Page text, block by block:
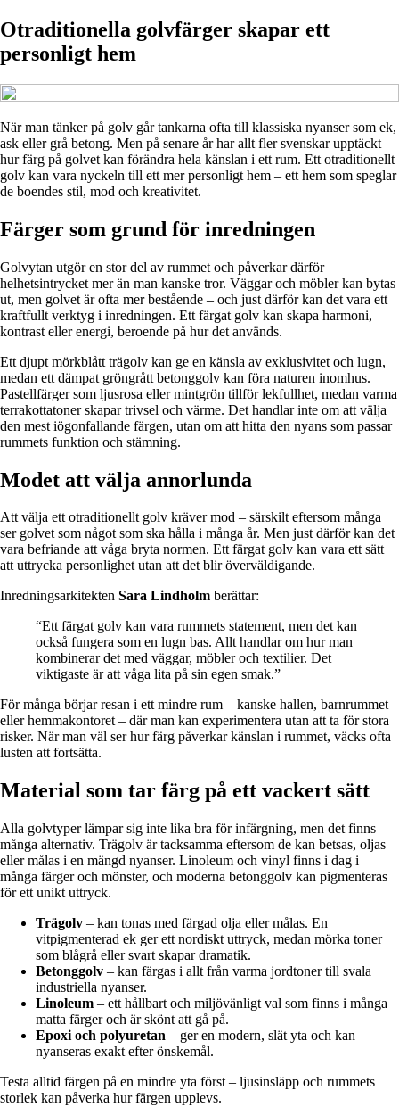
Otraditionella golvfärger skapar ett
personligt hem
När man tänker på golv går tankarna ofta till klassiska nyanser som ek,
ask eller grå betong. Men på senare år har allt fler svenskar upptäckt
hur färg på golvet kan förändra hela känslan i ett rum. Ett otraditionellt
golv kan vara nyckeln till ett mer personligt hem – ett hem som speglar
de boendes stil, mod och kreativitet.
Färger som grund för inredningen
Golvytan utgör en stor del av rummet och påverkar därför
helhetsintrycket mer än man kanske tror. Väggar och möbler kan bytas
ut, men golvet är ofta mer bestående – och just därför kan det vara ett
kraftfullt verktyg i inredningen. Ett färgat golv kan skapa harmoni,
kontrast eller energi, beroende på hur det används.
Ett djupt mörkblått trägolv kan ge en känsla av exklusivitet och lugn,
medan ett dämpat gröngrått betonggolv kan föra naturen inomhus.
Pastellfärger som ljusrosa eller mintgrön tillför lekfullhet, medan varma
terrakottatoner skapar trivsel och värme. Det handlar inte om att välja
den mest iögonfallande färgen, utan om att hitta den nyans som passar
rummets funktion och stämning.
Modet att välja annorlunda
Att välja ett otraditionellt golv kräver mod – särskilt eftersom många
ser golvet som något som ska hålla i många år. Men just därför kan det
vara befriande att våga bryta normen. Ett färgat golv kan vara ett sätt
att uttrycka personlighet utan att det blir överväldigande.
Inredningsarkitekten Sara Lindholm berättar:
“Ett färgat golv kan vara rummets statement, men det kan
också fungera som en lugn bas. Allt handlar om hur man
kombinerar det med väggar, möbler och textilier. Det
viktigaste är att våga lita på sin egen smak.”
För många börjar resan i ett mindre rum – kanske hallen, barnrummet
eller hemmakontoret – där man kan experimentera utan att ta för stora
risker. När man väl ser hur färg påverkar känslan i rummet, väcks ofta
lusten att fortsätta.
Material som tar färg på ett vackert sätt
Alla golvtyper lämpar sig inte lika bra för infärgning, men det finns
många alternativ. Trägolv är tacksamma eftersom de kan betsas, oljas
eller målas i en mängd nyanser. Linoleum och vinyl finns i dag i
många färger och mönster, och moderna betonggolv kan pigmenteras
för ett unikt uttryck.
Trägolv – kan tonas med färgad olja eller målas. En
vitpigmenterad ek ger ett nordiskt uttryck, medan mörka toner
som blågrå eller svart skapar dramatik.
Betonggolv – kan färgas i allt från varma jordtoner till svala
industriella nyanser.
Linoleum – ett hållbart och miljövänligt val som finns i många
matta färger och är skönt att gå på.
Epoxi och polyuretan – ger en modern, slät yta och kan
nyanseras exakt efter önskemål.
Testa alltid färgen på en mindre yta först – ljusinsläpp och rummets
storlek kan påverka hur färgen upplevs.